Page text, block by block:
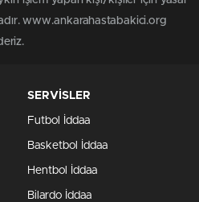
www.ankarahastabakici.org
SERVİSLER
Futbol İddaa
Basketbol İddaa
Hentbol İddaa
Bilardo İddaa